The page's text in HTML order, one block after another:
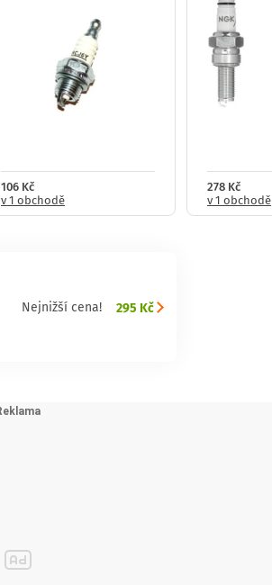
106 Kč
v 1 obchodě
278 Kč
v 1 obchodě
Nejnižší cena! 295 Kč